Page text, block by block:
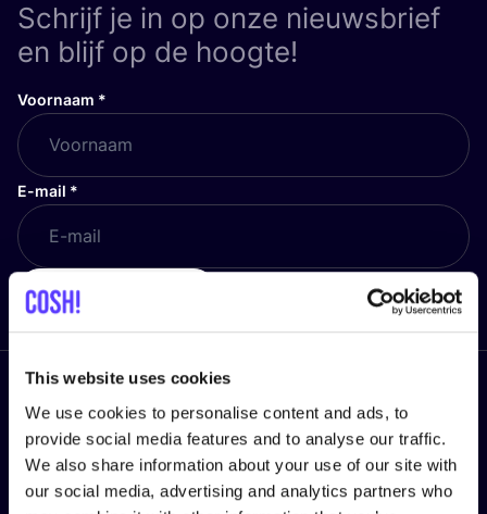
This website uses cookies
We use cookies to personalise content and ads, to
provide social media features and to analyse our traffic.
We also share information about your use of our site with
our social media, advertising and analytics partners who
Schrijf je in op onze nieuwsbrief
en blijf op de hoogte!
Voornaam *
E-mail *
Ik mis niets meer!
Volg ons